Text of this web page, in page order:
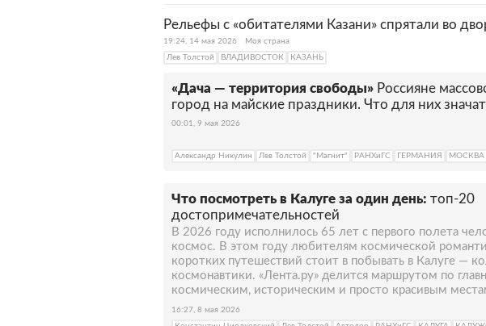
Рельефы с «обитателями Казани» спрятали во
19:24, 14 мая 2026
Моя страна
Лев Толстой
ВЛАДИВОСТОК КАЗАНЬ
«Дача — территория свободы» Россияне
город на майские праздники. Что для них
00:01, 9 мая 2026
Александр Никулин Лев Толстой "Магнит" РАНХиГС ГЕРМАНИЯ МОСКВА
Что посмотреть в Калуге за один день: топ-20
достопримечательностей
В 2026 году исполнилось 65 лет с первого полета
космос. В этом году любителям космической
коротких путешествий стоит в побывать в Калуге —
космонавтики. «Лента.ру» делится маршрутом по
космическим, историческим и просто красивым
16:27, 8 мая 2026